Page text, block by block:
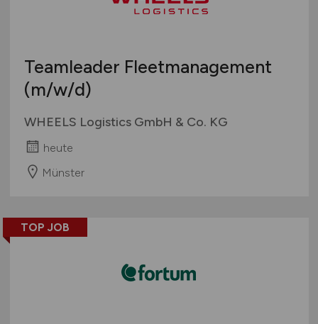
Teamleader Fleetmanagement
(m/w/d)
WHEELS Logistics GmbH & Co. KG
heute
Münster
TOP JOB